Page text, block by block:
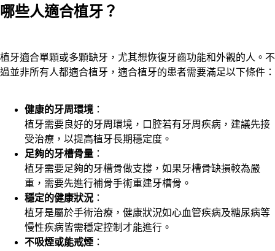
哪些人適合植牙？
植牙適合單顆或多顆缺牙，尤其想恢復牙齒功能和外觀的人。不
過並非所有人都適合植牙，適合植牙的患者需要滿足以下條件：
健康的牙周環境 ：
植牙需要良好的牙周環境，口腔若有牙周疾病，建議先接
受治療，以提高植牙長期穩定度。
足夠的牙槽骨量 ：
植牙需要足夠的牙槽骨做支撐，如果牙槽骨缺損較為嚴
重，需要先進行補骨手術重建牙槽骨。
穩定的健康狀況 ：
植牙是屬於手術治療，健康狀況如心血管疾病及糖尿病等
慢性疾病皆需穩定控制才能進行。
不吸煙或能戒煙 ：